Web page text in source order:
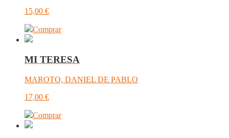
15,00 €
Comprar
MI TERESA
MAROTO, DANIEL DE PABLO
17,00 €
Comprar